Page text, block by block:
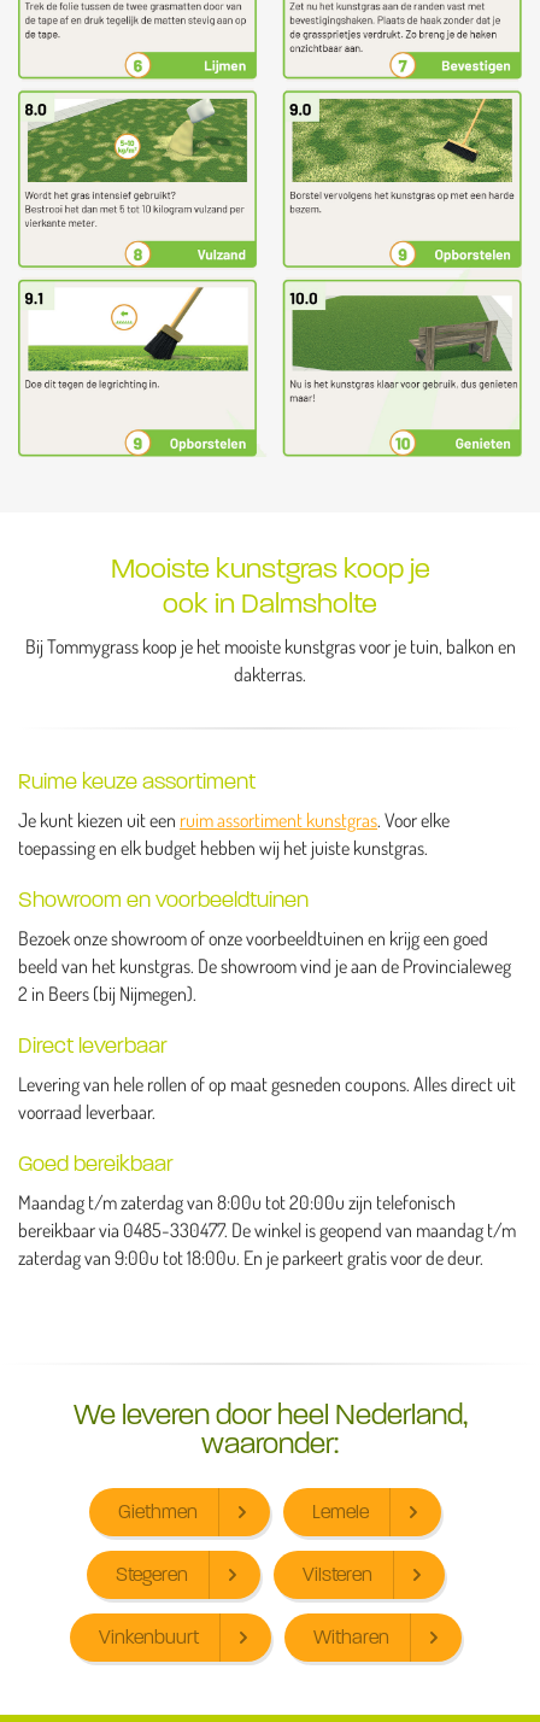
Mooiste kunstgras koop je
ook in Dalmsholte
Bij Tommygrass koop je het mooiste kunstgras voor je tuin, balkon en
dakterras.
Ruime keuze assortiment
Je kunt kiezen uit een ruim assortiment kunstgras. Voor elke
toepassing en elk budget hebben wij het juiste kunstgras.
Showroom en voorbeeldtuinen
Bezoek onze showroom of onze voorbeeldtuinen en krijg een goed
beeld van het kunstgras. De showroom vind je aan de Provincialeweg
2 in Beers (bij Nijmegen).
Direct leverbaar
Levering van hele rollen of op maat gesneden coupons. Alles direct uit
voorraad leverbaar.
Goed bereikbaar
Maandag t/m zaterdag van 8:00u tot 20:00u zijn telefonisch
bereikbaar via 0485-330477. De winkel is geopend van maandag t/m
zaterdag van 9:00u tot 18:00u. En je parkeert gratis voor de deur.
We leveren door heel Nederland,
waaronder:
Giethmen Lemele
Stegeren Vilsteren
Vinkenbuurt Witharen